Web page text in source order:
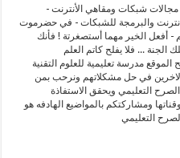
شبكات ومقاهي الأنترنت -
والبرمجة للشبكات - في حضرموت
- أفعل الخير مهما أستصغرتة ! فأنك
الجنة ... فلا يفلح كاتم العلم
مدرسة تعليمية للعلوم التقنية
في حل مشكلاتهم ونرحب بمن
التعليمي ويحقق الاستفاذة
ومشاركتكم بالمواضيع الهادفه هو
التعليمي